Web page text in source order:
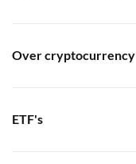
Over cryptocurrency
ETF's